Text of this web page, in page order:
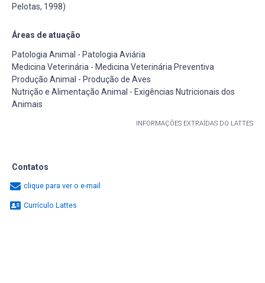
Pelotas, 1998)
Áreas de atuação
Patologia Animal - Patologia Aviária
Medicina Veterinária - Medicina Veterinária Preventiva
Produção Animal - Produção de Aves
Nutrição e Alimentação Animal - Exigências Nutricionais dos
Animais
INFORMAÇÕES EXTRAÍDAS DO LATTES
Contatos
clique para ver o e-mail
Currículo Lattes